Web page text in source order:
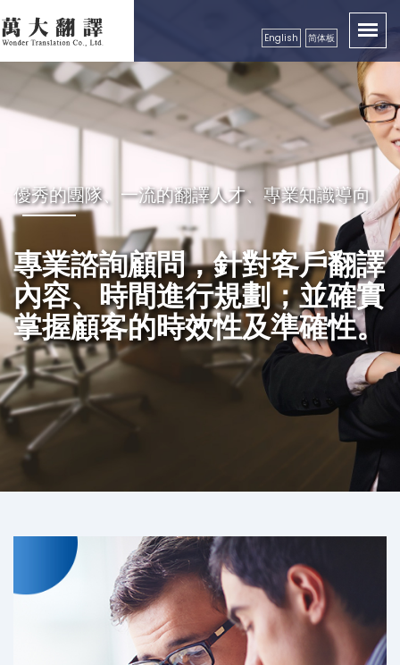
English 简体板
優秀的團隊、一流的翻譯人才、專業知識導向
專業諮詢顧問，針對客戶翻譯
內容、時間進行規劃；並確實
掌握顧客的時效性及準確性。
卓越品質服務顧客，創造出翻譯真實價值性
精益求精，配合市場需求，秉
持更好的服務理念，以真誠、
專業級高效率的服務品質回饋
更多的顧客
秉持成功的企業要領，永續經營
良好的服務及翻譯品質保證，
獲得各公、民營機構、工商團
體，學校等認可